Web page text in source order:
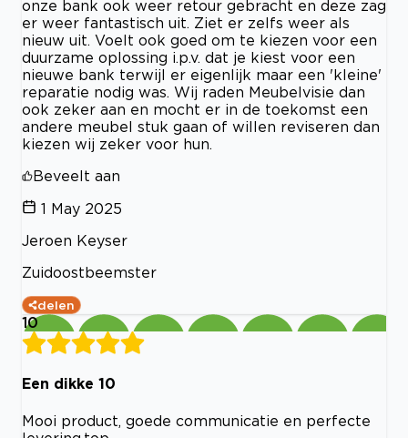
onze bank ook weer retour gebracht en deze zag
er weer fantastisch uit. Ziet er zelfs weer als
nieuw uit. Voelt ook goed om te kiezen voor een
duurzame oplossing i.p.v. dat je kiest voor een
nieuwe bank terwijl er eigenlijk maar een 'kleine'
reparatie nodig was. Wij raden Meubelvisie dan
ook zeker aan en mocht er in de toekomst een
andere meubel stuk gaan of willen reviseren dan
kiezen wij zeker voor hun.
Beveelt aan
1 May 2025
Jeroen Keyser
Zuidoostbeemster
delen
10
Een dikke 10
Mooi product, goede communicatie en perfecte